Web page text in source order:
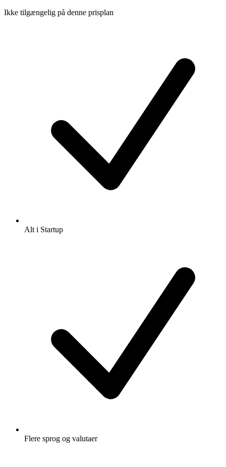
Ikke tilgængelig på denne prisplan
Alt i Startup
Flere sprog og valutaer